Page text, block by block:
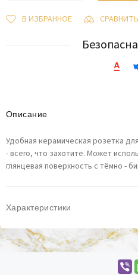
В ИЗБРАННОЕ СРАВНИТЬ
Описание
Удобная керамическая розетка
- всего, что захотите. Может
глянцевая поверхность с тёмно -
Характеристики